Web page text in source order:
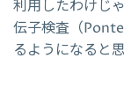
利用したわけじ
伝子検査（
るようになると